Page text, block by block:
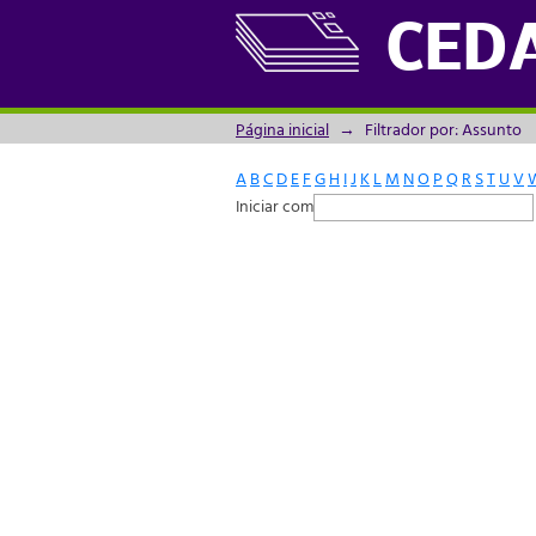
Filtrador por: Assunto
Página inicial → Filtrador por: Assunto
ABCDEFGH IJ KLM NOPQRSTUV
Iniciar com